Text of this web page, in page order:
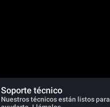
Soporte técnico
Nuestros técnicos están listos para